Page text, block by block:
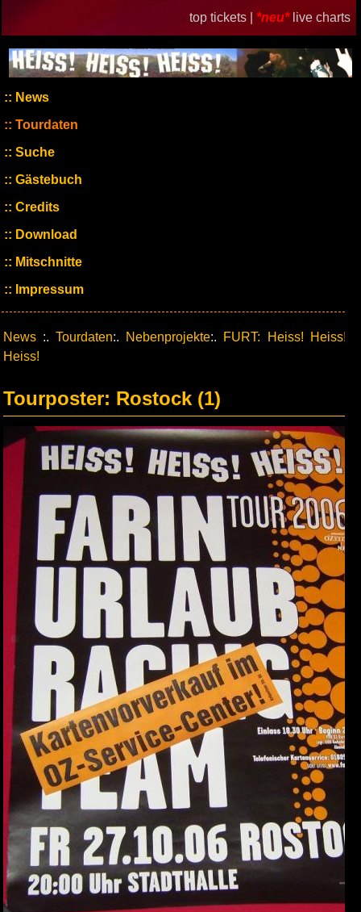
top tickets | *neu* live charts
News
Tourdaten
Suche
Gästebuch
Credits
Download
Mitschnitte
Impressum
News :.Tourdaten:. Nebenprojekte:. FURT: Heiss! Heiss!
Heiss!
Tourposter: Rostock (1)